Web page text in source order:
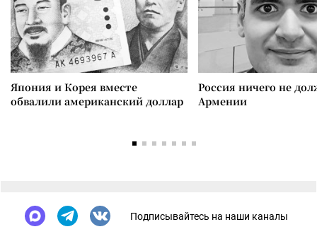
Япония и Корея вместе
обвалили американский доллар
Россия ничего не
Армении
Подписывайтесь на наши каналы